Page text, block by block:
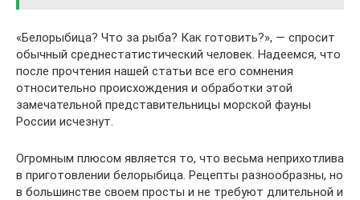
«Белорыбица? Что за рыба? Как готовить?», — спросит
обычный среднестатистический человек. Надеемся, что
после прочтения нашей статьи все его сомнения
относительно происхождения и обработки этой
замечательной представительницы морской фауны
России исчезнут.
Огромным плюсом является то, что весьма неприхотлива
в приготовлении белорыбица. Рецепты разнообразны, но
в большинстве своем просты и не требуют длительной и